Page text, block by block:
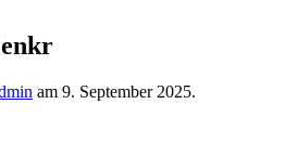
am 9. September 2025.